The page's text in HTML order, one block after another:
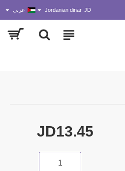
JD
Jordanian dinar عربي
JD13.45